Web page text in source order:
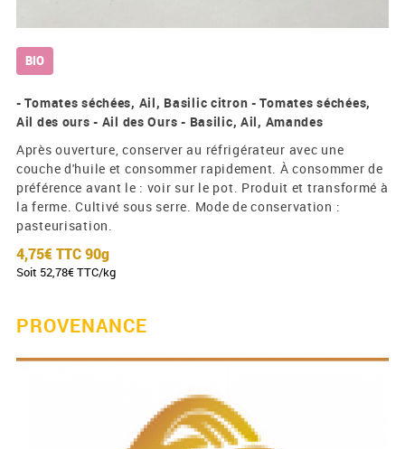
BIO
- Tomates séchées, Ail, Basilic citron - Tomates séchées,
Ail des ours - Ail des Ours - Basilic, Ail, Amandes
Après ouverture, conserver au réfrigérateur avec une
couche d'huile et consommer rapidement. À consommer de
préférence avant le : voir sur le pot. Produit et transformé à
la ferme. Cultivé sous serre. Mode de conservation :
pasteurisation.
4,75€ TTC90g
Soit 52,78€ TTC/kg
PROVENANCE